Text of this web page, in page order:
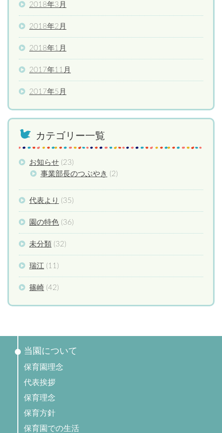
2018年3月
2018年2月
2018年1月
2017年11月
2017年5月
カテゴリー一覧
お知らせ (23)
事業部長のつぶやき (2)
代表より (35)
園の特色 (36)
未分類 (32)
瑞江 (11)
篠崎 (42)
当園について
保育園理念
代表挨拶
保育理念
保育方針
保育園での生活